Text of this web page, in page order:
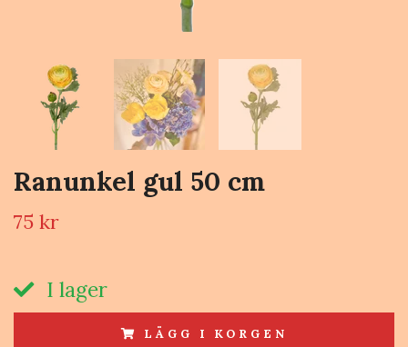
Ranunkel gul 50 cm
75 kr
I lager
LÄGG I KORGEN